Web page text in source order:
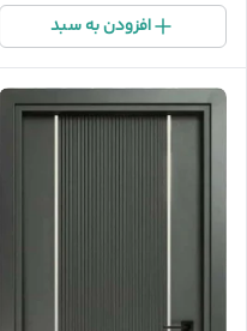
افزودن به سبد